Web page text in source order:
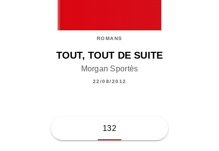
ROMANS
TOUT, TOUT DE SUITE
Morgan Sportès
22/08/2012
132